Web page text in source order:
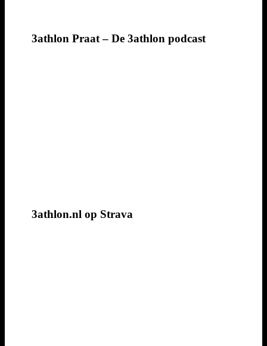
3athlon Praat – De 3athlon podcast
3athlon.nl op Strava